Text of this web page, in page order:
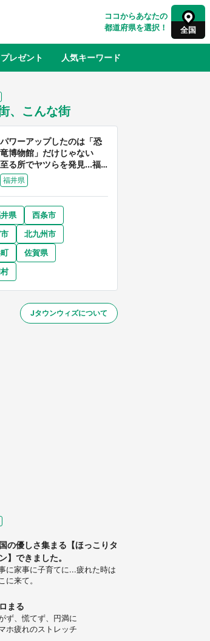
ココからあなたの
都道府県を選択！
全国
神奈川
山
プレゼント 人気キーワード
ちのメイドラゴン』と舞台
越谷がコラボ 田んぼアー
あわせて企画続々【7／31
、こんな街
パワーアップしたのは「恐
竜博物館」だけじゃない
至る所でヤツらを発見...福
井県はもはや「ジュラシッ
ク・ワールド」だった
福井県
県
西条市
北九州市
佐賀県
Jタウンウィズについて
の優しさ集まる【ほっこりタ
】できました。
に家事に子育てに...疲れた時は
に来て。
まる
ず、慌てず、円満に
ホ疲れのストレッチ